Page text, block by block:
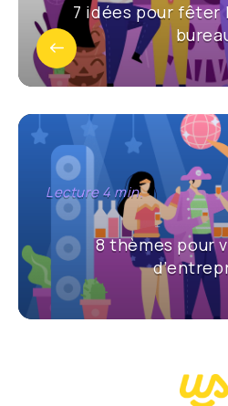
7 idées pour fêter
8 thèmes pour